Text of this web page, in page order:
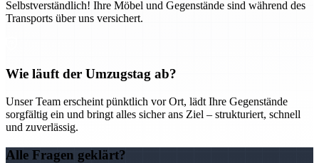
Selbstverständlich! Ihre Möbel und Gegenstände sind während des
Transports über uns versichert.
Wie läuft der Umzugstag ab?
Unser Team erscheint pünktlich vor Ort, lädt Ihre Gegenstände
sorgfältig ein und bringt alles sicher ans Ziel – strukturiert, schnell
und zuverlässig.
Alle Fragen geklärt?